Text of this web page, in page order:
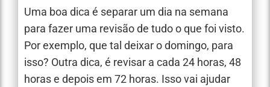
Uma boa dica é separar um dia na semana
para fazer uma revisão de tudo o que foi visto.
Por exemplo, que tal deixar o domingo, para
isso? Outra dica, é revisar a cada 24 horas, 48
horas e depois em 72 horas. Isso vai ajudar